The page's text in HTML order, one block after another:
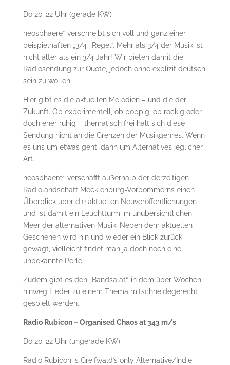
Do 20-22 Uhr (gerade KW)
neosphaere* verschreibt sich voll und ganz einer
beispielhaften „3/4- Regel“. Mehr als 3/4 der Musik ist
nicht älter als ein 3/4 Jahr! Wir bieten damit die
Radiosendung zur Quote, jedoch ohne explizit deutsch
sein zu wollen.
Hier gibt es die aktuellen Melodien – und die der
Zukunft. Ob experimentell, ob poppig, ob rockig oder
doch eher ruhig – thematisch frei hält sich diese
Sendung nicht an die Grenzen der Musikgenres. Wenn
es uns um etwas geht, dann um Alternatives jeglicher
Art.
neosphaere* verschafft außerhalb der derzeitigen
Radiolandschaft Mecklenburg-Vorpommerns einen
Überblick über die aktuellen Neuveröffentlichungen
und ist damit ein Leuchtturm im unübersichtlichen
Meer der alternativen Musik. Neben dem aktuellen
Geschehen wird hin und wieder ein Blick zurück
gewagt, vielleicht findet man ja doch noch eine
unbekannte Perle.
Zudem gibt es den „Bandsalat“, in dem über Wochen
hinweg Lieder zu einem Thema mitschneidegerecht
gespielt werden.
Radio Rubicon – Organised Chaos at 343 m/s
Do 20-22 Uhr (ungerade KW)
Radio Rubicon is Greifwald’s only Alternative/Indie